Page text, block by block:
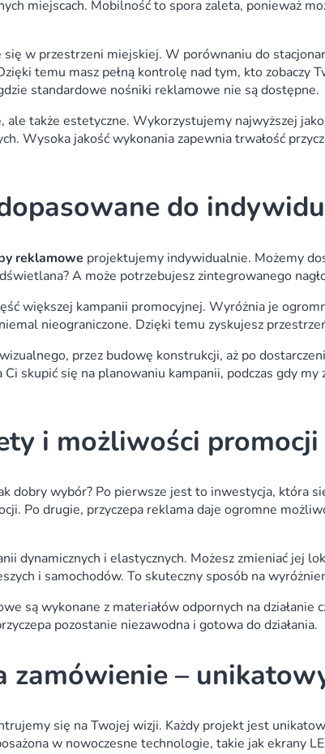
miejscach. Mobilność to spora zaleta, ponieważ
w przestrzeni miejskiej. W porównaniu do
temu masz pełną kontrolę nad tym, kto zobaczy
standardowe nośniki reklamowe nie są dostępne.
także estetyczne. Wykorzystujemy najwyższej
Wysoka jakość wykonania zapewnia trwałość
do
reklamowe projektujemy indywidualnie. Możemy
A może potrzebujesz zintegrowanego
większej kampanii promocyjnej. Wyróżnia je
nieograniczone. Dzięki temu zyskujesz
przez budowę konstrukcji, aż po
skupić się na planowaniu kampanii, podczas gdy
i możliwości promocji
dobry wybór? Po pierwsze jest to inwestycja, która
Po drugie, przyczepa reklama daje ogromne
dynamicznych i elastycznych. Możesz zmieniać jej
i samochodów. To skuteczny sposób na
są wykonane z materiałów odpornych na
pozostanie niezawodna i gotowa do działania.
zamówienie –
się na Twojej wizji. Każdy projekt jest
w nowoczesne technologie, takie jak ekrany